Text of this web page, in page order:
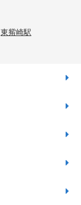
東觜崎駅